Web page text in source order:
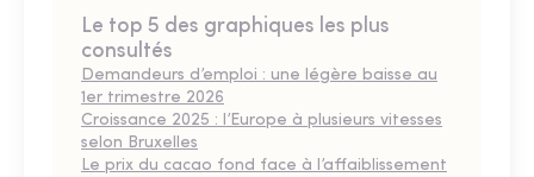
Le top 5 des graphiques les plus
consultés
Demandeurs d’emploi : une légère baisse au
1er trimestre 2026
Croissance 2025 : l’Europe à plusieurs vitesses
selon Bruxelles
Le prix du cacao fond face à l’affaiblissement